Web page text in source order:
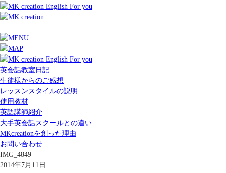
英会話教室日記
生徒様からのご感想
レッスンスタイルの説明
使用教材
英語講師紹介
大手英会話スクールとの違い
MKcreationを創った理由
お問い合わせ
IMG_4849
2014年7月11日